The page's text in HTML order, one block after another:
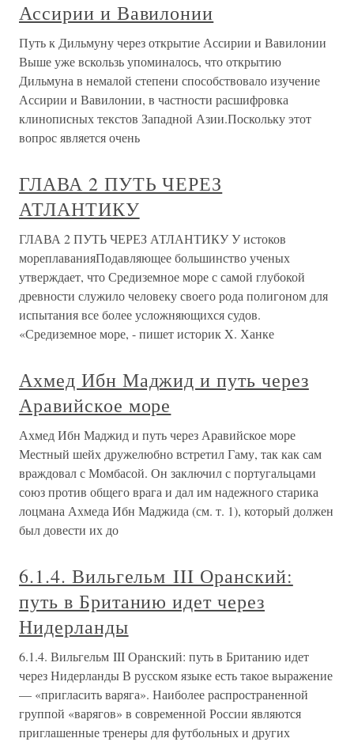
Ассирии и Вавилонии
Путь к Дильмуну через открытие Ассирии и Вавилонии
Выше уже вскользь упоминалось, что открытию
Дильмуна в немалой степени способствовало изучение
Ассирии и Вавилонии, в частности расшифровка
клинописных текстов Западной Азии.Поскольку этот
вопрос является очень
ГЛАВА 2 ПУТЬ ЧЕРЕЗ
АТЛАНТИКУ
ГЛАВА 2 ПУТЬ ЧЕРЕЗ АТЛАНТИКУ У истоков
мореплаванияПодавляющее большинство ученых
утверждает, что Средиземное море с самой глубокой
древности служило человеку своего рода полигоном для
испытания все более усложняющихся судов.
«Средиземное море, - пишет историк X. Ханке
Ахмед Ибн Маджид и путь через
Аравийское море
Ахмед Ибн Маджид и путь через Аравийское море
Местный шейх дружелюбно встретил Гаму, так как сам
враждовал с Момбасой. Он заключил с португальцами
союз против общего врага и дал им надежного старика
лоцмана Ахмеда Ибн Маджида (см. т. 1), который должен
был довести их до
6.1.4. Вильгельм III Оранский:
путь в Британию идет через
Нидерланды
6.1.4. Вильгельм III Оранский: путь в Британию идет
через Нидерланды В русском языке есть такое выражение
— «пригласить варяга». Наиболее распространенной
группой «варягов» в современной России являются
приглашенные тренеры для футбольных и других